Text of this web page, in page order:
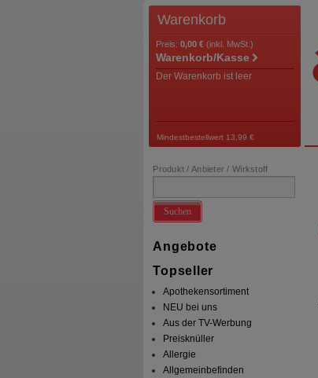
Warenkorb
Preis: 0,00 € (inkl. MwSt.)
Warenkorb/Kasse
Der Warenkorb ist leer
Mindestbestellwert 13,99 €
Produkt / Anbieter / Wirkstoff
Suchen
Angebote
Topseller
Apothekensortiment
NEU bei uns
Aus der TV-Werbung
Preisknüller
Allergie
Allgemeinbefinden